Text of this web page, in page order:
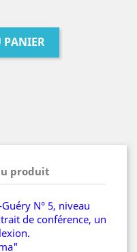
PANIER
produit
N° 5, niveau
de conférence, un